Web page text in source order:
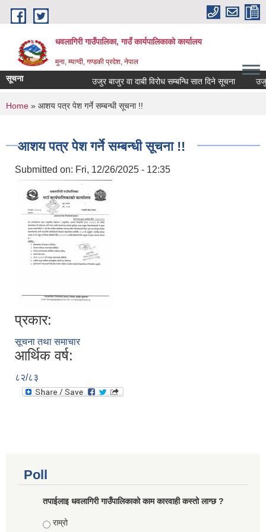
Skip to main content
धवलागिरी गाउँपालिका, गाउँ कार्यपालिकाको कार्यालय
मुना, म्याग्दी, गण्डकी प्रदेश, नेपाल
सूचना उजुर बाजुर वा दाबी विरोध सम्बन्धि सात दिने सूचना उजुर
You are here
Home » आशय पत्र पेश गर्ने सम्बन्धी सूचना !!
आशय पत्र पेश गर्ने सम्बन्धी सूचना !!
Submitted on: Fri, 12/26/2025 - 12:35
प्रकार:
सूचना तथा समाचार
आर्थिक वर्ष:
८२/८३
Poll
तपाईलाइ धवलागिरी गाउँपालिकाको काम कारवाही कस्तो लाग्छ ?
Choices
राम्रो